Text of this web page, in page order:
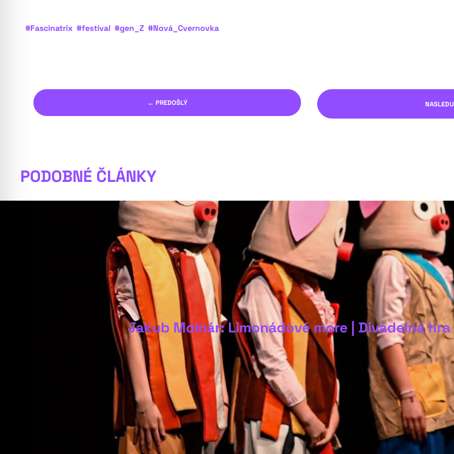
#Fascinatrix #festival #gen_Z #Nová_Cvernovka
← PREDOŠLÝ
PODOBNÉ ČLÁNKY
Jakub Molnár: Limonádové more | Divadelná hra